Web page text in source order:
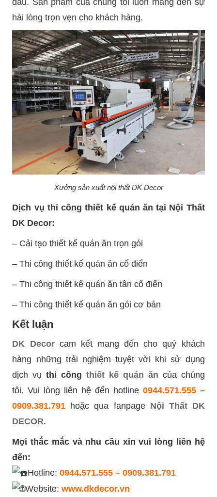
hài lòng trọn vẹn cho khách hàng.
Xưởng sản xuất nội thất DK Decor
Dịch vụ thi công thiết kế quán ăn tại Nội Thất
DK Decor:
– Cải tạo thiết kế quán ăn trọn gói
– Thi công thiết kế quán ăn cổ điển
– Thi công thiết kế quán ăn tân cổ điển
– Thi công thiết kế quán ăn gói cơ bản
Kết luận
DK Decorcam kết mang đến cho quý khách
hàng những trải nghiệm tuyệt vời khi sử dụng
dịch vụthi côngthiết kế quán ăn của chúng
tôi. Vui lòng liên hệ đến hotline 0944.571.555 –
0909.381.791 hoặc qua fanpageNội Thất DK
DECOR.
Mọi thắc mắc và nhu cầu xin vui lòng liên hệ
đến:
Hotline:0944.571.555 – 0909.381.791
Website:www.dkdecor.vn